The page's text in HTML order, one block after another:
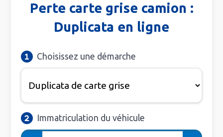
Perte carte grise camion :
Duplicata en ligne
Choisissez une démarche
Immatriculation du véhicule